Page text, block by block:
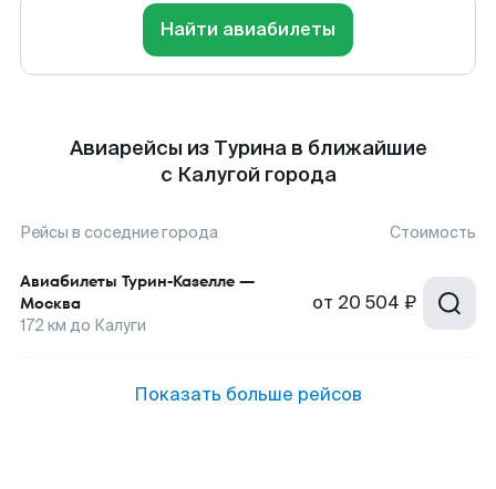
Найти авиабилеты
Авиарейсы из Турина в ближайшие
с Калугой города
Рейсы в соседние города Стоимость
Авиабилеты Турин-Казелле —
Москва
172 км до Калуги
от 20 504 ₽
Показать больше рейсов